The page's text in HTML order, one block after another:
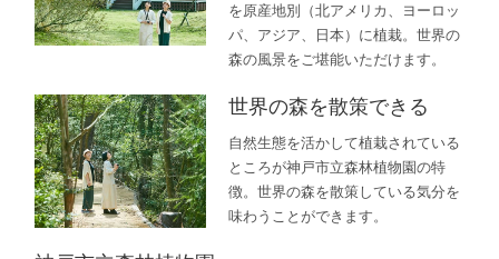
を原産地別（北アメリカ、ヨーロッ
パ、アジア、日本）に植栽。世界の
森の風景をご堪能いただけます。
世界の森を散策できる
自然生態を活かして植栽されている
ところが神戸市立森林植物園の特
徴。世界の森を散策している気分を
味わうことができます。